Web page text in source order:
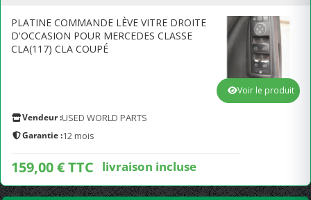
PLATINE COMMANDE LÈVE VITRE DROITE
D'OCCASION POUR MERCEDES CLASSE
CLA(117) CLA COUPÉ
Vendeur :USED WORLD PARTS
Garantie :12 mois
159,00 € TTC livraison incluse
Voir le produit